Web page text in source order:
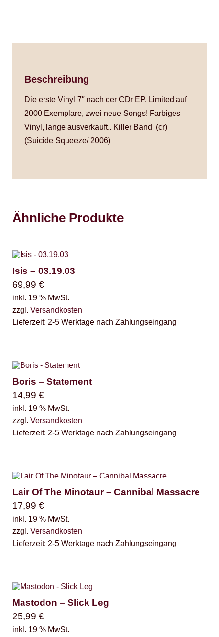
Beschreibung
Die erste Vinyl 7″ nach der CDr EP. Limited auf
2000 Exemplare, zwei neue Songs! Farbiges
Vinyl, lange ausverkauft.. Killer Band! (cr)
(Suicide Squeeze/ 2006)
Ähnliche Produkte
Isis – 03.19.03
69,99 €
inkl. 19 % MwSt.
zzgl. Versandkosten
Lieferzeit: 2-5 Werktage nach Zahlungseingang
Boris – Statement
14,99 €
inkl. 19 % MwSt.
zzgl. Versandkosten
Lieferzeit: 2-5 Werktage nach Zahlungseingang
Lair Of The Minotaur ‎– Cannibal Massacre
17,99 €
inkl. 19 % MwSt.
zzgl. Versandkosten
Lieferzeit: 2-5 Werktage nach Zahlungseingang
Mastodon – Slick Leg
25,99 €
inkl. 19 % MwSt.